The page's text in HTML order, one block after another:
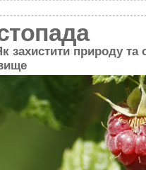
захистити природу та